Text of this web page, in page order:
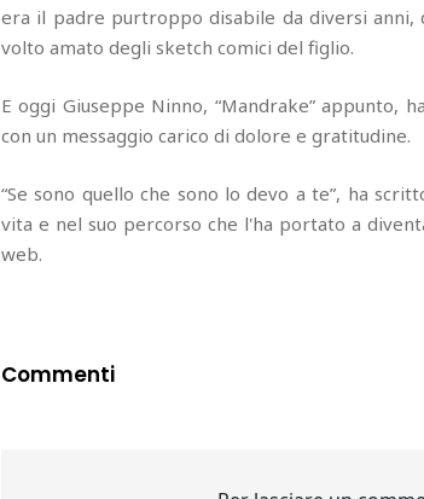
era il padre purtroppo disabile da diversi anni,
volto amato degli sketch comici del figlio.
E oggi Giuseppe Ninno, “Mandrake” appunto,
con un messaggio carico di dolore e gratitudine.
“Se sono quello che sono lo devo a te”, ha
vita e nel suo percorso che l'ha portato a
web.
Commenti